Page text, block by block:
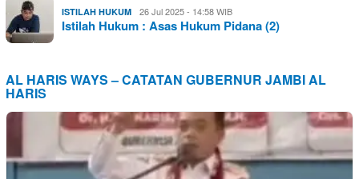
ISTILAH HUKUM 26 Jul 2025 - 14:58 WIB
Istilah Hukum : Asas Hukum Pidana (2)
AL HARIS WAYS – CATATAN GUBERNUR JAMBI AL
HARIS